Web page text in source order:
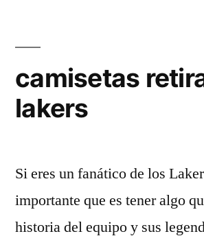
camisetas
lakers
Si eres un fanático de los
importante que es tener algo
historia del equipo y sus